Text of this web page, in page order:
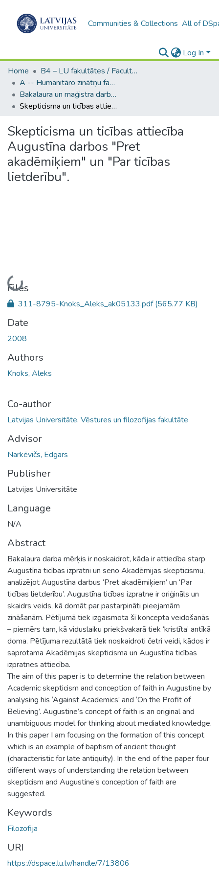
Communities & Collections All of
Log In
Home
B4 – LU fakultātes / Faculties of the UL
A -- Humanitāro zinātņu fakultāte / Faculty of Humanities
Bakalaura un maģistra darbi (HZF) / Bachelor's and Master's theses
Skepticisma un ticības attiecība Augustīna darbos "Pret akadēmiķiem" un "Par ticības lietderību".
Skepticisma un ticības attiecība
Augustīna darbos "Pret
akadēmiķiem" un "Par ticības
lietderību".
Loading...
Files
311-8795-Knoks_Aleks_ak05133.pdf(565.77 KB)
Date
2008
Authors
Knoks, Aleks
Co-author
Latvijas Universitāte. Vēstures un filozofijas fakultāte
Advisor
Narkēvičs, Edgars
Publisher
Latvijas Universitāte
Language
N/A
Abstract
Bakalaura darba mērķis ir noskaidrot, kāda ir attiecība starp
Augustīna ticības izpratni un seno Akadēmijas skepticismu,
analizējot Augustīna darbus ‘Pret akadēmiķiem’ un ‘Par
ticības lietderību’. Augustīna ticības izpratne ir oriģināls un
skaidrs veids, kā domāt par pastarpināti pieejamām
zināšanām. Pētījumā tiek izgaismota šī koncepta veidošanās
– piemērs tam, kā viduslaiku priekšvakarā tiek ‘kristīta’ antīkā
doma. Pētījuma rezultātā tiek noskaidroti četri veidi, kādos ir
saprotama Akadēmijas skepticisma un Augustīna ticības
izpratnes attiecība.
The aim of this paper is to determine the relation between
Academic skepticism and conception of faith in Augustine by
analysing his ‘Against Academics’ and ‘On the Profit of
Believing’. Augustine’s concept of faith is an original and
unambiguous model for thinking about mediated knowledge.
In this paper I am focusing on the formation of this concept
which is an example of baptism of ancient thought
(characteristic for late antiquity). In the end of the paper four
different ways of understanding the relation between
skepticism and Augustine’s conception of faith are
suggested.
Keywords
Filozofija
URI
https://dspace.lu.lv/handle/7/13806